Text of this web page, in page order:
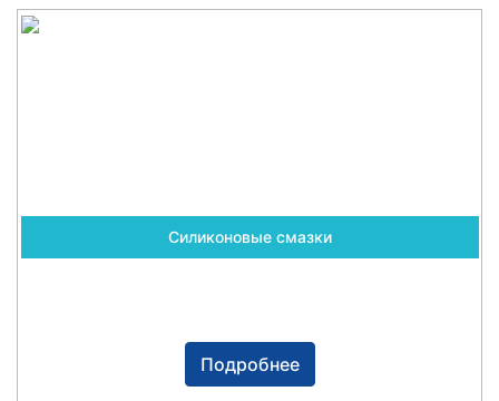
Силиконовые смазки
Подробнее